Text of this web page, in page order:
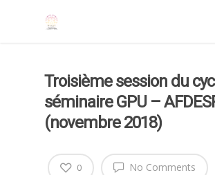
Troisième session du
séminaire GPU –
(novembre 2018)
No Comments
0